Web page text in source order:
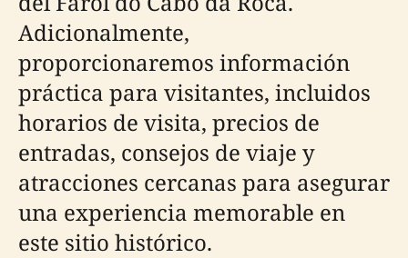
Adicionalmente,
proporcionaremos información
práctica para visitantes, incluidos
horarios de visita, precios de
entradas, consejos de viaje y
atracciones cercanas para asegurar
una experiencia memorable en
este sitio histórico.